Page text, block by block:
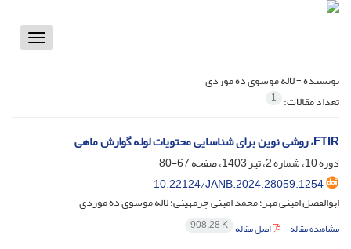
Toggle
نویسنده =لاله موسوی ده موردی
تعداد مقالات: 1
FTIR، روشی نوین برای شناسایی محتویات لوله گوارش ماهی
دوره 10، شماره 2، تیر 1403، صفحه
67-80
10.22124/JANB.2024.28059.1254
ابوالفضل امینی مهر؛ محمد امینی چرمهینی؛ لاله موسوی ده موردی
مشاهده مقاله اصل مقاله 908.28 K